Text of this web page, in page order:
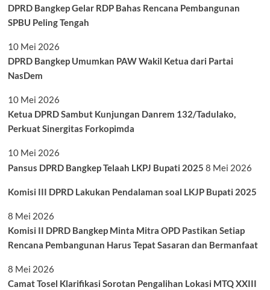
DPRD Bangkep Gelar RDP Bahas Rencana Pembangunan
SPBU Peling Tengah
10 Mei 2026
DPRD Bangkep Umumkan PAW Wakil Ketua dari Partai
NasDem
10 Mei 2026
Ketua DPRD Sambut Kunjungan Danrem 132/Tadulako,
Perkuat Sinergitas Forkopimda
10 Mei 2026
Pansus DPRD Bangkep Telaah LKPJ Bupati 2025 8 Mei 2026
Komisi III DPRD Lakukan Pendalaman soal LKJP Bupati 2025
8 Mei 2026
Komisi II DPRD Bangkep Minta Mitra OPD Pastikan Setiap
Rencana Pembangunan Harus Tepat Sasaran dan Bermanfaat
8 Mei 2026
Camat Tosel Klarifikasi Sorotan Pengalihan Lokasi MTQ XXIII